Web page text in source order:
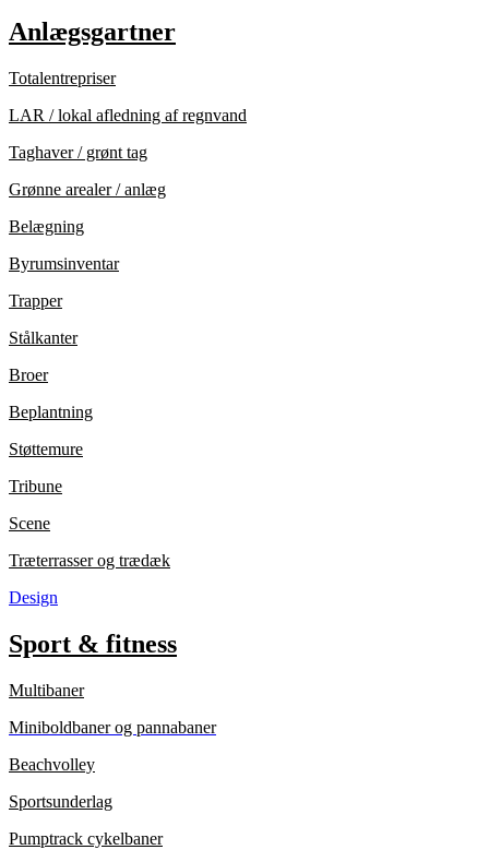
Anlægsgartner
Totalentrepriser
LAR / lokal afledning af regnvand
Taghaver / grønt tag
Grønne arealer / anlæg
Belægning
Byrumsinventar
Trapper
Stålkanter
Broer
Beplantning
Støttemure
Tribune
Scene
Træterrasser og trædæk
Design
Sport & fitness
Multibaner
Miniboldbaner og pannabaner
Beachvolley
Sportsunderlag
Pumptrack cykelbaner